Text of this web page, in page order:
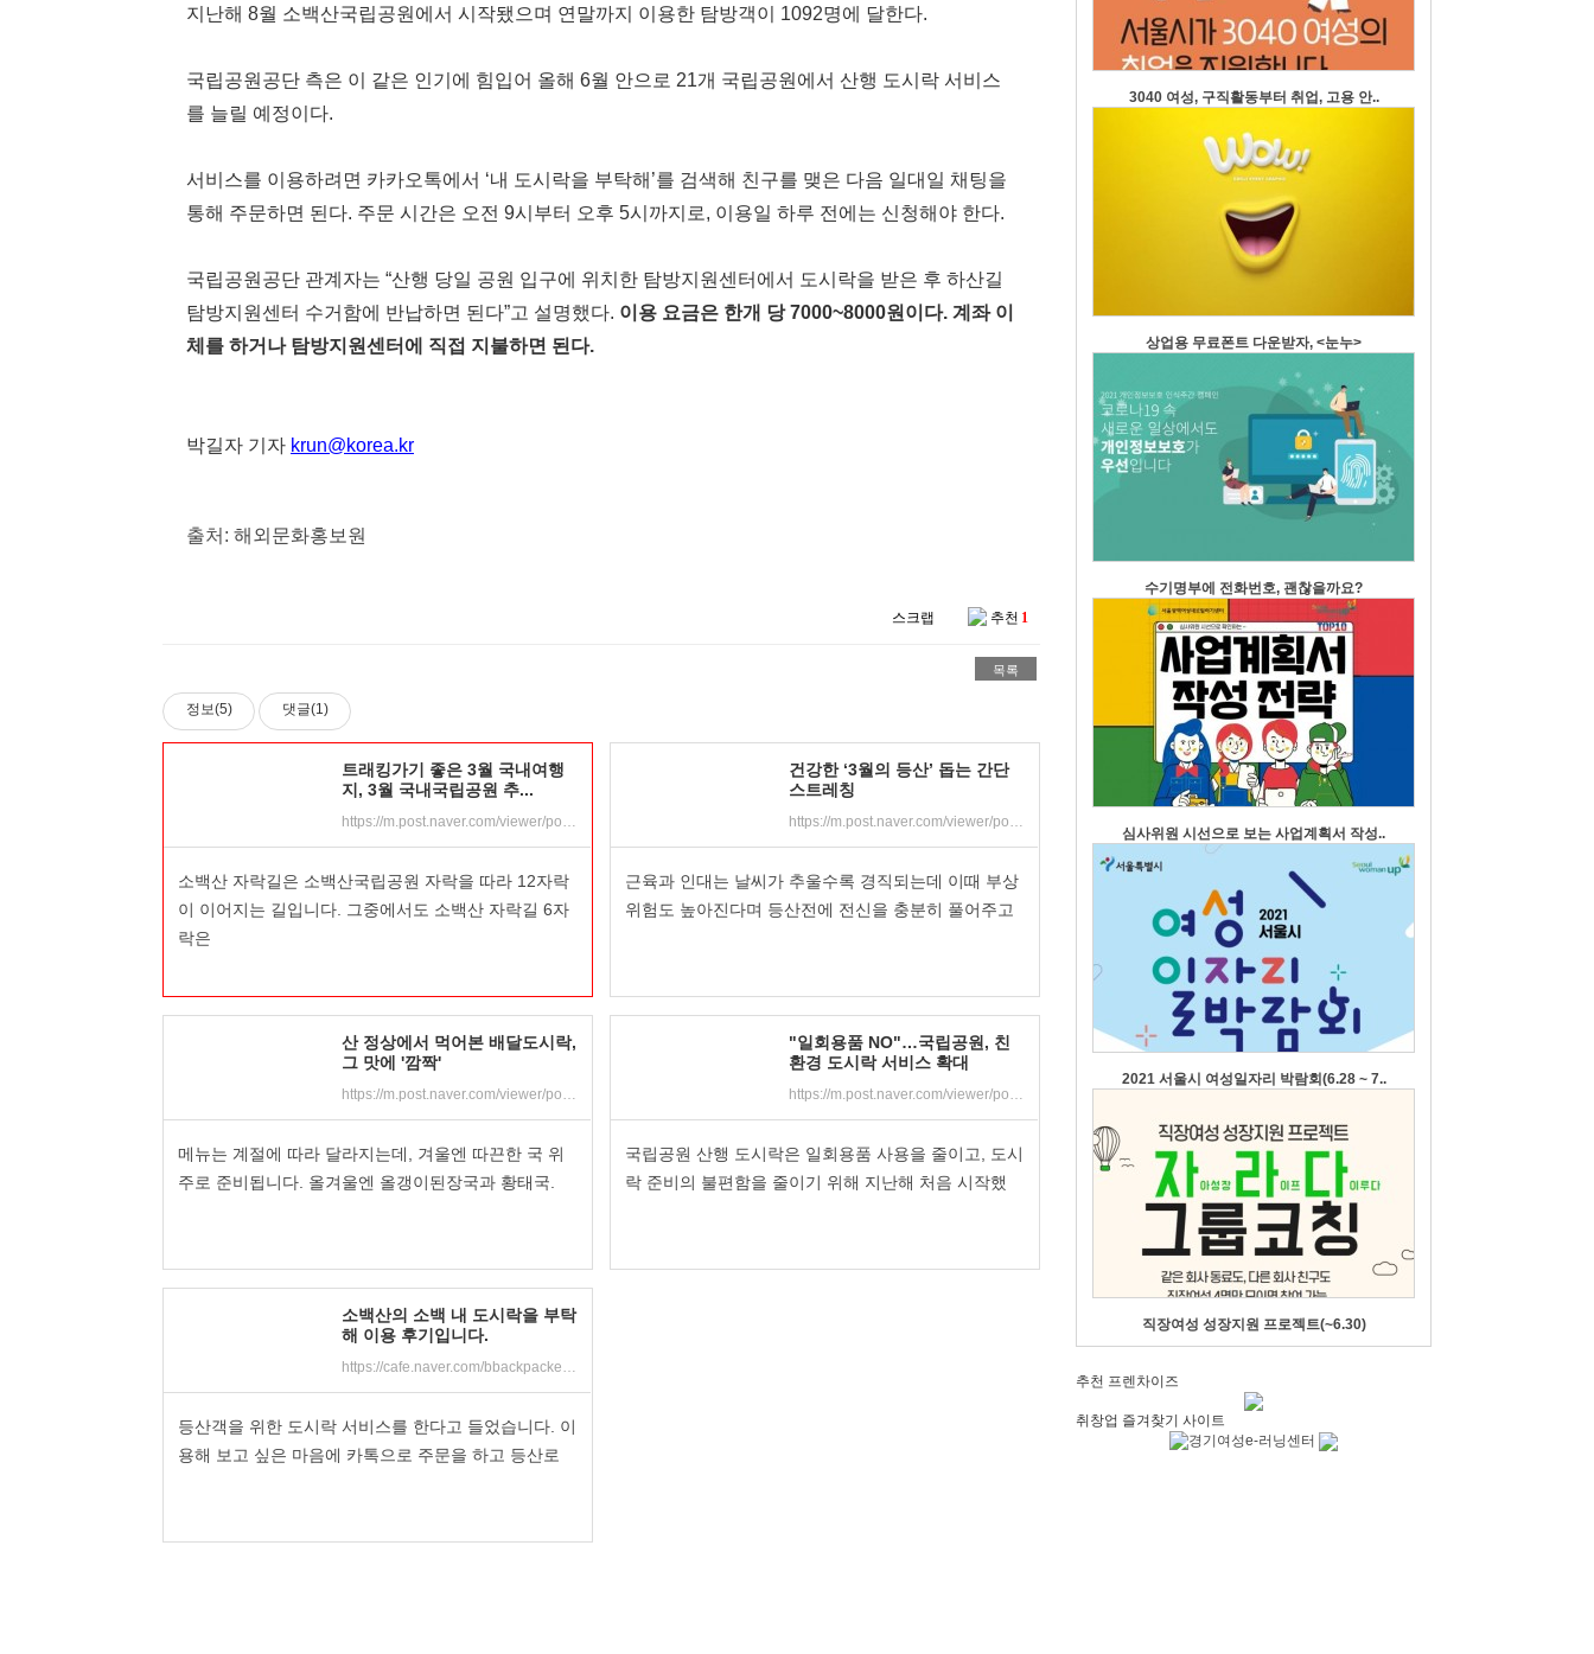
지난해 8월 소백산국립공원에서 시작됐으며 연말까지 이용한 탐방객이 1092명에 달한다.
국립공원공단 측은 이 같은 인기에 힘입어 올해 6월 안으로 21개 국립공원에서 산행 도시락 서비스
를 늘릴 예정이다.
서비스를 이용하려면 카카오톡에서 ‘내 도시락을 부탁해’를 검색해 친구를 맺은 다음 일대일 채팅을
통해 주문하면 된다. 주문 시간은 오전 9시부터 오후 5시까지로, 이용일 하루 전에는 신청해야 한다.
국립공원공단 관계자는 “산행 당일 공원 입구에 위치한 탐방지원센터에서 도시락을 받은 후 하산길
탐방지원센터 수거함에 반납하면 된다”고 설명했다. 이용 요금은 한개 당 7000~8000원이다. 계좌 이
체를 하거나 탐방지원센터에 직접 지불하면 된다.
박길자 기자 krun@korea.kr
출처: 해외문화홍보원
스크랩 추천 1
목록
정보(5) 댓글(1)
트래킹가기 좋은 3월 국내여행
지, 3월 국내국립공원 추...
https://m.post.naver.com/viewer/postView.nhn?volumeNo=18119254&memberNo=12091100&searchKeyword=%EA%B5%AD%EB%A6%BD%EA%B3%B5%EC%9B%90&searchRank=6
소백산 자락길은 소백산국립공원 자락을 따라 12자락
이 이어지는 길입니다. 그중에서도 소백산 자락길 6자
락은
건강한 ‘3월의 등산’ 돕는 간단
스트레칭
https://m.post.naver.com/viewer/postView.nhn?volumeNo=18390180&memberNo=28656674&searchKeyword=%EB%93%B1%EC%82%B0&searchRank=3
근육과 인대는 날씨가 추울수록 경직되는데 이때 부상
위험도 높아진다며 등산전에 전신을 충분히 풀어주고
산 정상에서 먹어본 배달도시락,
그 맛에 '깜짝'
https://m.post.naver.com/viewer/postView.nhn?volumeNo=17990474&memberNo=27875303&searchKeyword=%EB%82%B4%20%EB%8F%84%EC%8B%9C%EB%9D%BD%EC%9D%84%20%EB%B6%80%ED%83%81%ED%95%B4&searchRank=10
메뉴는 계절에 따라 달라지는데, 겨울엔 따끈한 국 위
주로 준비됩니다. 올겨울엔 올갱이된장국과 황태국.
"일회용품 NO"…국립공원, 친
환경 도시락 서비스 확대
https://m.post.naver.com/viewer/postView.nhn?volumeNo=18376724&memberNo=30293492&searchKeyword=%EB%82%B4%20%EB%8F%84%EC%8B%9C%EB%9D%BD%EC%9D%84%20%EB%B6%80%ED%83%81%ED%95%B4&searchRank=2
국립공원 산행 도시락은 일회용품 사용을 줄이고, 도시
락 준비의 불편함을 줄이기 위해 지난해 처음 시작했
소백산의 소백 내 도시락을 부탁
해 이용 후기입니다.
https://cafe.naver.com/bbackpacker/57340
등산객을 위한 도시락 서비스를 한다고 들었습니다. 이
용해 보고 싶은 마음에 카톡으로 주문을 하고 등산로
3040 여성, 구직활동부터 취업, 고용 안..
상업용 무료폰트 다운받자, <눈누>
수기명부에 전화번호, 괜찮을까요?
심사위원 시선으로 보는 사업계획서 작성..
2021 서울시 여성일자리 박람회(6.28 ~ 7..
직장여성 성장지원 프로젝트(~6.30)
추천 프렌차이즈
취창업 즐겨찾기 사이트